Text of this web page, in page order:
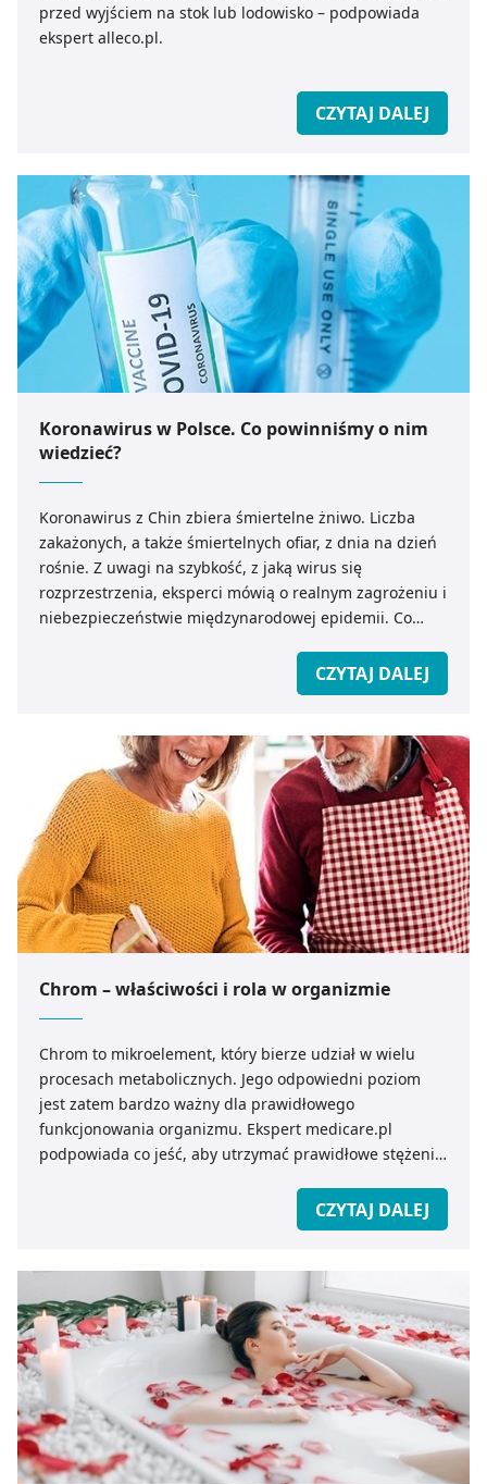
przed wyjściem na stok lub lodowisko – podpowiada
ekspert alleco.pl.
CZYTAJ DALEJ
Koronawirus w Polsce. Co powinniśmy o nim
wiedzieć?
Koronawirus z Chin zbiera śmiertelne żniwo. Liczba
zakażonych, a także śmiertelnych ofiar, z dnia na dzień
rośnie. Z uwagi na szybkość, z jaką wirus się
rozprzestrzenia, eksperci mówią o realnym zagrożeniu i
niebezpieczeństwie międzynarodowej epidemii. Co
CZYTAJ DALEJ
Chrom – właściwości i rola w organizmie
Chrom to mikroelement, który bierze udział w wielu
procesach metabolicznych. Jego odpowiedni poziom
jest zatem bardzo ważny dla prawidłowego
funkcjonowania organizmu. Ekspert medicare.pl
podpowiada co jeść, aby utrzymać prawidłowe stężenie
CZYTAJ DALEJ